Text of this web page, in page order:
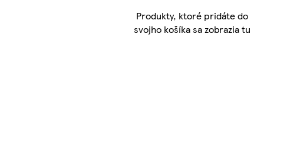
Produkty, ktoré pridáte do
svojho košíka sa zobrazia tu